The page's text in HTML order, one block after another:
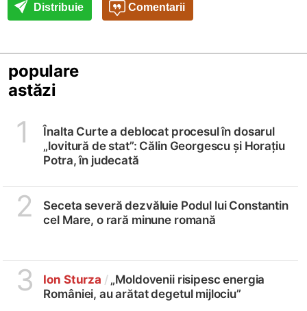
Distribuie Comentarii
populare
astăzi
1
Înalta Curte a deblocat procesul în dosarul
„lovitură de stat”: Călin Georgescu și Horațiu
Potra, în judecată
2
Seceta severă dezvăluie Podul lui Constantin
cel Mare, o rară minune romană
3 Ion Sturza /„Moldovenii risipesc energia
României, au arătat degetul mijlociu”